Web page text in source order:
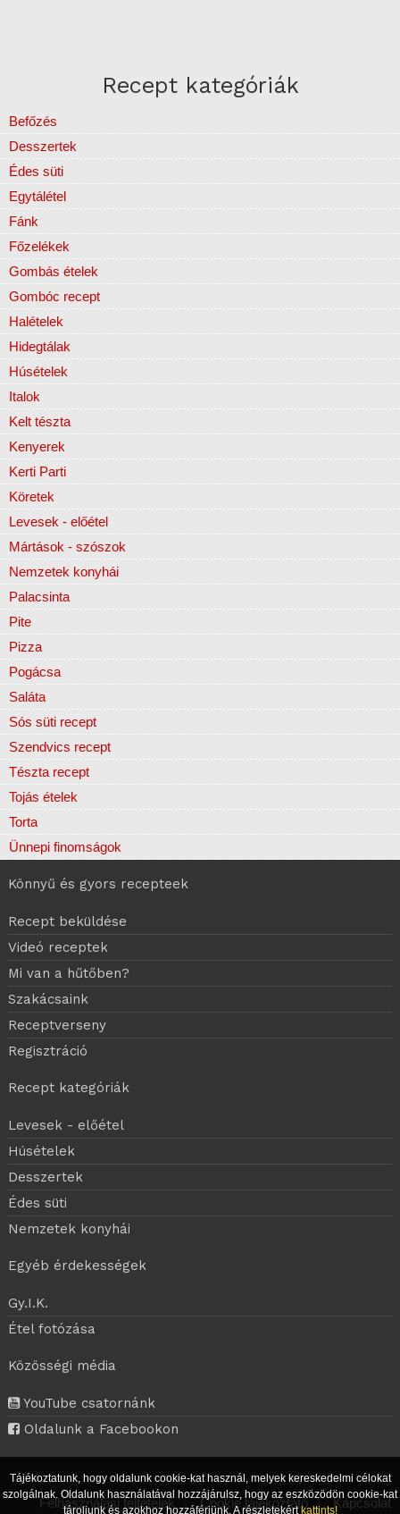
Recept kategóriák
Befőzés
Desszertek
Édes süti
Egytálétel
Fánk
Főzelékek
Gombás ételek
Gombóc recept
Halételek
Hidegtálak
Húsételek
Italok
Kelt tészta
Kenyerek
Kerti Parti
Köretek
Levesek - előétel
Mártások - szószok
Nemzetek konyhái
Palacsinta
Pite
Pizza
Pogácsa
Saláta
Sós süti recept
Szendvics recept
Tészta recept
Tojás ételek
Torta
Ünnepi finomságok
Könnyű és gyors recepteek
Recept beküldése
Videó receptek
Mi van a hűtőben?
Szakácsaink
Receptverseny
Regisztráció
Recept kategóriák
Levesek - előétel
Húsételek
Desszertek
Édes süti
Nemzetek konyhái
Egyéb érdekességek
Gy.I.K.
Étel fotózása
Közösségi média
YouTube csatornánk
Oldalunk a Facebookon
Felhasználási feltételek | Cookie tájékoztató | Kapcsolat
Tájékoztatunk, hogy oldalunk cookie-kat használ, melyek kereskedelmi célokat
szolgálnak. Oldalunk használatával hozzájárulsz, hogy az eszközödön cookie-kat
tároljunk és azokhoz hozzáférjünk. A részletekértkattints!